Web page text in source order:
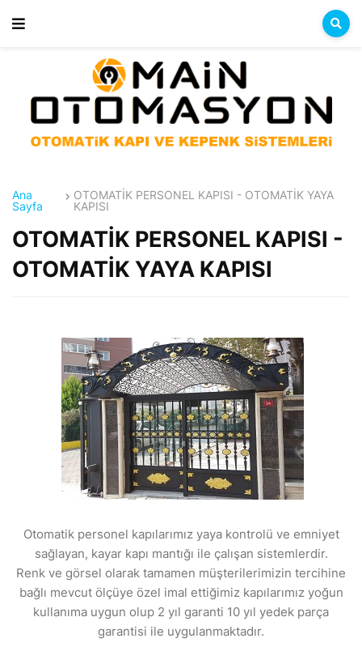
Ana
Sayfa
OTOMATİK PERSONEL KAPISI - OTOMATİK YAYA
KAPISI
OTOMATİK PERSONEL KAPISI -
OTOMATİK YAYA KAPISI
Otomatik personel kapılarımız yaya kontrolü ve emniyet
sağlayan, kayar kapı mantığı ile çalışan sistemlerdir.
Renk ve görsel olarak tamamen müşterilerimizin tercihine
bağlı mevcut ölçüye özel imal ettiğimiz kapılarımız yoğun
kullanıma uygun olup 2 yıl garanti 10 yıl yedek parça
garantisi ile uygulanmaktadır.